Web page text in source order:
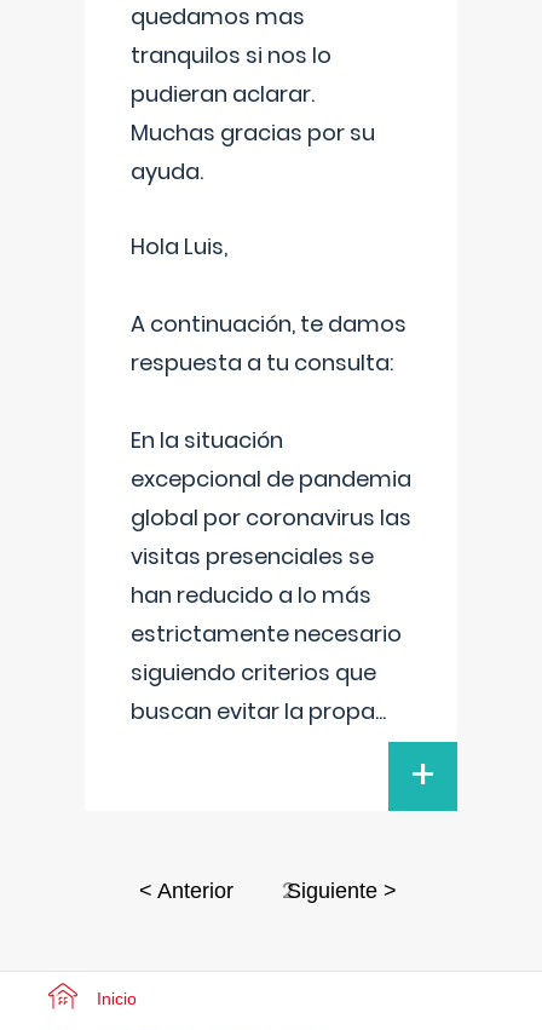
quedamos mas
tranquilos si nos lo
pudieran aclarar.
Muchas gracias por su
ayuda.
Hola Luis,
A continuación, te damos
respuesta a tu consulta:
En la situación
excepcional de pandemia
global por coronavirus las
visitas presenciales se
han reducido a lo más
estrictamente necesario
siguiendo criterios que
buscan evitar la propa...
+
< Anterior 2Siguiente >
Inicio